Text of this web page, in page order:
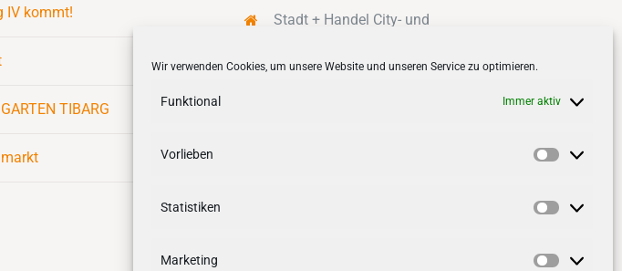
Wir verwenden Cookies, um unsere Website und unseren Service zu optimieren.
Funktional Immer aktiv
Vorlieben
Statistiken
Marketing
IV kommt!
TIBARG
Stadt + Handel City- und
Quartiersmanagement